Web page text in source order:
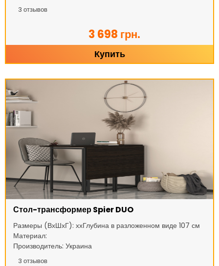
3 отзывов
3 698 грн.
Купить
Стол-трансформер Spier DUO
Размеры (ВхШхГ): ххГлубина в разложенном виде 107 см
Материал:
Производитель: Украина
3 отзывов